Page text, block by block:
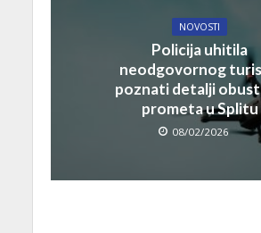
NOVOSTI
Policija uhitila
neodgovornog
poznati detalji
prometa u Splitu
08/02/2026